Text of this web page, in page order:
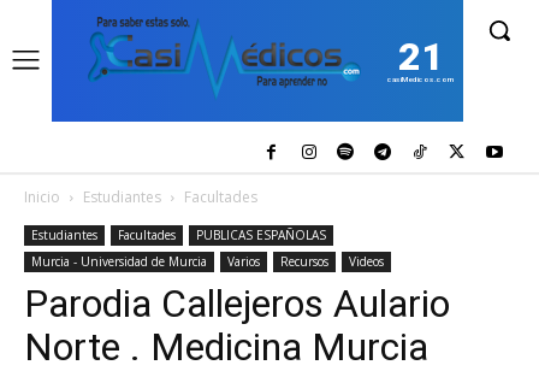
21
casiMedicos.com
Inicio Estudiantes Facultades
Estudiantes Facultades
PUBLICAS ESPAÑOLAS
Murcia - Universidad de Murcia
Varios Recursos Videos
Parodia Callejeros Aulario
Norte . Medicina Murcia